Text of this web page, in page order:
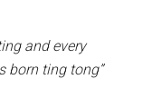
and every
born ting tong”